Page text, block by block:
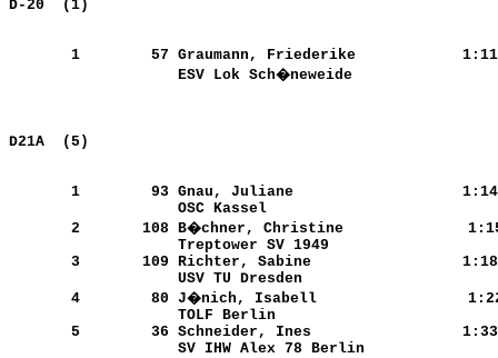
D-20
       1
       57
Graumann, Friederike
ESV Lok Sch�neweide
D21A
       1
       93
Gnau, Juliane
OSC Kassel
       2
      108
B�chner, Christine
Treptower SV 1949
       3
      109
Richter, Sabine
USV TU Dresden
       4
       80
J�nich, Isabell
TOLF Berlin
       5
       36
Schneider, Ines
SV IHW Alex 78 Berlin